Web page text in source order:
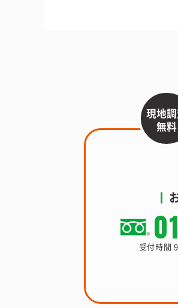
現地
無料
受付時間